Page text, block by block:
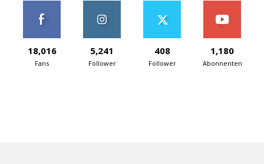
18,016
Fans
5,241
Follower
408
Follower
1,180
Abonnenten